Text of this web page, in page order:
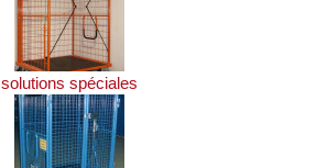
solutions spéciales